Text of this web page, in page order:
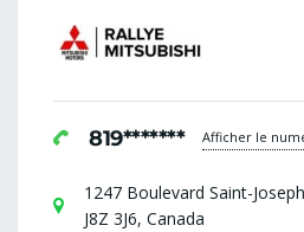
819******* Afficher le
1247 Boulevard Saint-
J8Z 3J6, Canada